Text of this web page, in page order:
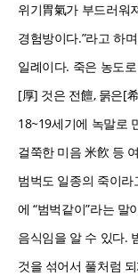
위기胃氣가 부드러워
경험방이다.”라고 하
일례이다. 죽은 농도
[厚] 것은 전饘, 묽은[
18~19세기에 녹말로
걸쭉한 미음 米飮 등
범벅도 일종의 죽이라
에 “범벅같이”라는 말
음식임을 알 수 있다.
것을 섞어서 풀처럼